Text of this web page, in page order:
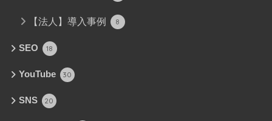
【法人】導入事例 8
SEO 18
YouTube 30
SNS 20